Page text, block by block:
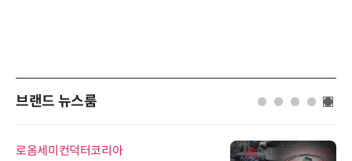
브랜드 뉴스룸
로옴세미컨덕터코리아